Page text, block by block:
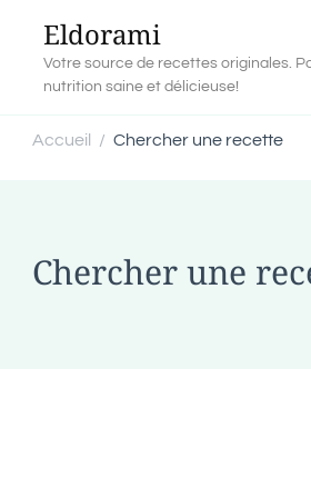
Eldorami
Votre source de recettes originales.
nutrition saine et délicieuse!
Accueil / Chercher une recette
Chercher une